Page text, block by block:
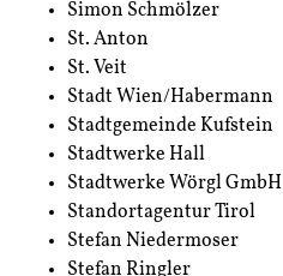
Simon Schmölzer
St. Anton
St. Veit
Stadt Wien/Habermann
Stadtgemeinde Kufstein
Stadtwerke Hall
Stadtwerke Wörgl GmbH
Standortagentur Tirol
Stefan Niedermoser
Stefan Ringler